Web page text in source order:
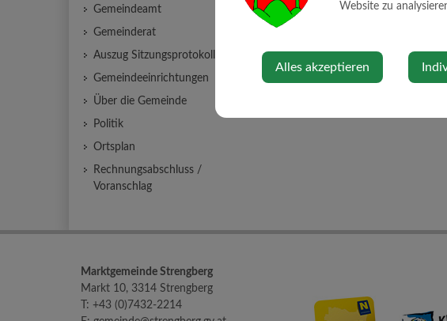
Kaiselgruber Rudolf 0660/2896922
Gemeindeamt
Gemeinderat
Auszug Sitzungsprotokolle
Gemeindeeinrichtungen
Über die Gemeinde
Politik
Ortsplan
Rechnungsabschluss /
Voranschlag
Marktgemeinde Strengberg
Markt 10, 3314 Strengberg
T: +43 (0)7432-2214
Website zu
Alles akzeptieren